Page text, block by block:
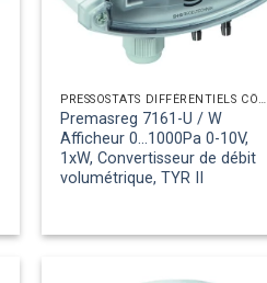
PRESSOSTATS DIFFÉRENTIELS CÔTÉ AIR
Premasreg 7161-U / W
Afficheur 0...1000Pa 0-10V,
1xW, Convertisseur de débit
volumétrique, TYR II